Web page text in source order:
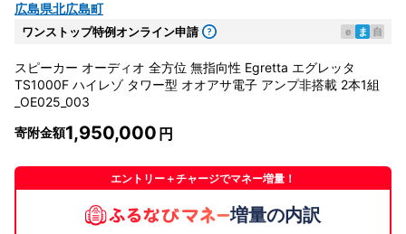
広島県北広島町
ワンストップ特例オンライン申請 e ま 自
スピーカー オーディオ 全方位 無指向性 Egretta エグレッタ
TS1000F ハイレゾ タワー型 オオアサ電子 アンプ非搭載 2本1組
_OE025_003
寄附金額1,950,000
エントリー＋チャージでマネー増量！
増量の内訳